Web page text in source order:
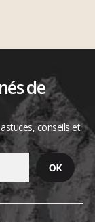
de
conseils et